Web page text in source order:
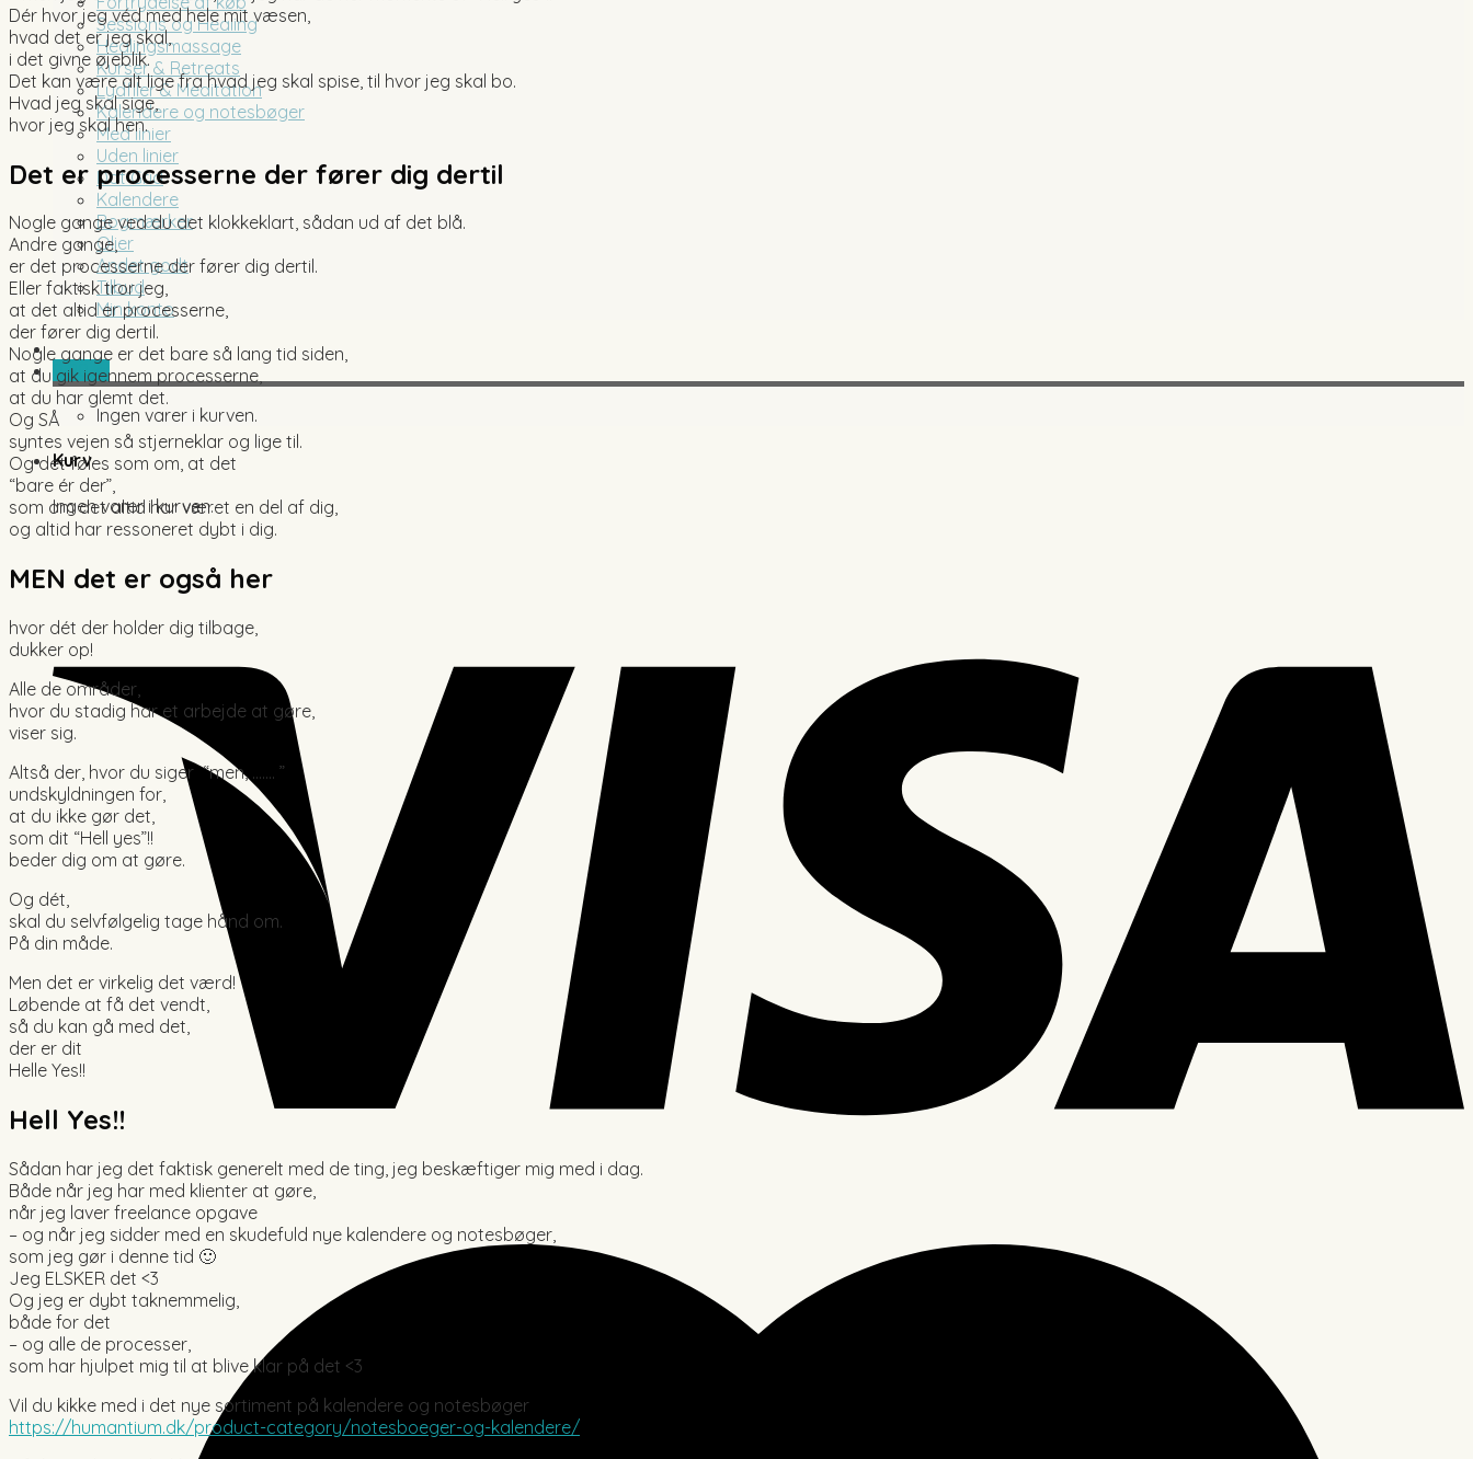
Sessions og Healing
Healingsmassage
Kurser & Retreats
Lydfiler & Meditation
Kalendere og notesbøger
Med linier
Uden linier
Dot Grid
Kalendere
Bogmærker
Olier
Andet godt
Tilbud
Min konto
0,00kr.
Ingen varer i kurven.
Kurv
Ingen varer i kurven.
Dér hvor jeg véd med hele mit væsen,
hvad det er jeg skal,
i det givne øjeblik.
Det kan være alt lige fra hvad jeg skal spise, til hvor jeg skal bo.
Hvad jeg skal sige,
hvor jeg skal hen.
Det er processerne der fører dig dertil
Nogle gange ved du det klokkeklart, sådan ud af det blå.
Andre gange,
er det processerne der fører dig dertil.
Eller faktisk tror jeg,
at det altid er processerne,
der fører dig dertil.
Nogle gange er det bare så lang tid siden,
at du gik igennem processerne,
at du har glemt det.
Og SÅ
syntes vejen så stjerneklar og lige til.
Og det føles som om, at det
“bare ér der”,
som om det altid har været en del af dig,
og altid har ressoneret dybt i dig.
MEN det er også her
hvor dét der holder dig tilbage,
dukker op!
Alle de områder,
hvor du stadig har et arbejde at gøre,
viser sig.
Altså der, hvor du siger “men, ……. ”
undskyldningen for,
at du ikke gør det,
som dit “Hell yes”!!
beder dig om at gøre.
Og dét,
skal du selvfølgelig tage hånd om.
På din måde.
Men det er virkelig det værd!
Løbende at få det vendt,
så du kan gå med det,
der er dit
Helle Yes!!
Hell Yes!!
Sådan har jeg det faktisk generelt med de ting, jeg beskæftiger mig med i dag.
Både når jeg har med klienter at gøre,
når jeg laver freelance opgave
– og når jeg sidder med en skudefuld nye kalendere og notesbøger,
som jeg gør i denne tid 🙂
Jeg ELSKER det <3
Og jeg er dybt taknemmelig,
både for det
– og alle de processer,
som har hjulpet mig til at blive klar på det <3
Vil du kikke med i det nye sortiment på kalendere og notesbøger
https://humantium.dk/product-category/notesboeger-og-kalendere/